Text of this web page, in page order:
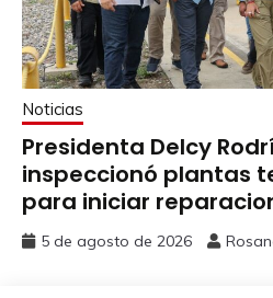
Noticias
Presidenta Delcy
inspeccionó plantas
para iniciar
5 de agosto de 2026